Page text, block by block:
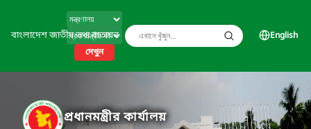
বাংলাদেশ জাতীয় তথ্য বাতায়ন
দেখুন
English
প্রধানমন্ত্রীর কার্যালয়